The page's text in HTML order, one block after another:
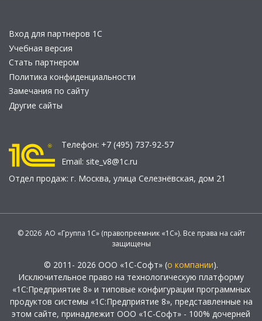
Вход для партнеров 1С
Учебная версия
Стать партнером
Политика конфиденциальности
Замечания по сайту
Другие сайты
Телефон: +7 (495) 737-92-57
Email: site_v8@1c.ru
Отдел продаж: г. Москва, улица Селезнёвская, дом 21
© 2026 АО «Группа 1С» (правопреемник «1С»). Все права на сайт
защищены
© 2011- 2026 ООО «1С-Софт» (о компании).
Исключительное право на технологическую платформу
«1С:Предприятие 8» и типовые конфигурации программных
продуктов системы «1С:Предприятие 8», представленные на
этом сайте, принадлежит ООО «1С-Софт» - 100% дочерней